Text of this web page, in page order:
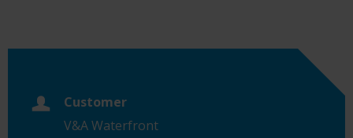
Customer
V&A Waterfront